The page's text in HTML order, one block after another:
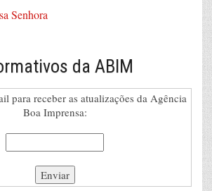
Senhora
da ABIM
para receber as atualizações da Agência
Boa Imprensa: